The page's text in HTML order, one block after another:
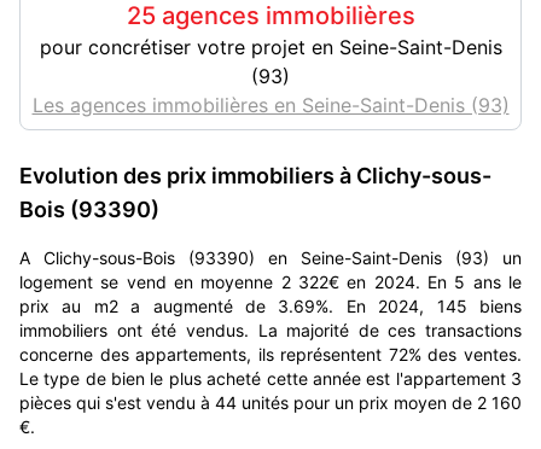
25 agences immobilières
pour concrétiser votre projet en Seine-Saint-Denis
(93)
Les agences immobilières en Seine-Saint-Denis (93)
Evolution des prix immobiliers à Clichy-sous-
Bois (93390)
A Clichy-sous-Bois (93390) en Seine-Saint-Denis (93) un
logement se vend en moyenne 2 322€ en 2024. En 5 ans le
prix au m2 a augmenté de 3.69%. En 2024, 145 biens
immobiliers ont été vendus. La majorité de ces transactions
concerne des appartements, ils représentent 72% des ventes.
Le type de bien le plus acheté cette année est l'appartement 3
pièces qui s'est vendu à 44 unités pour un prix moyen de 2 160
€.